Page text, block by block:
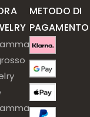
METODO DI
PAGAMENTO